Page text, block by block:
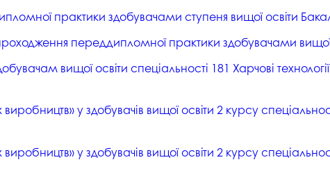
практики здобувачами ступеня вищої освіти
переддипломної практики здобувачами вищої
вищої освіти спеціальності 181 Харчові
у здобувачів вищої освіти 2 курсу
у здобувачів вищої освіти 2 курсу